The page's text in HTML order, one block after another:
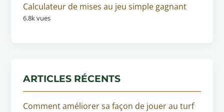
Calculateur de mises au jeu simple gagnant
6.8k vues
ARTICLES RÉCENTS
Comment améliorer sa façon de jouer au turf